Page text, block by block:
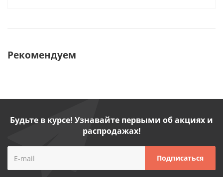
Рекомендуем
Будьте в курсе! Узнавайте первыми об акциях и
распродажах!